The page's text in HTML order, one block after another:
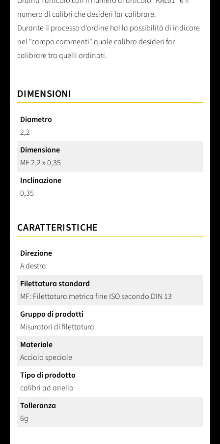
numero di calibri che desideri far calibrare.
Durante il processo d'ordine hai la possibilità di indicare
nel "campo commenti" quale calibro desideri far
calibrare tra quelli ordinati.
DIMENSIONI
Diametro
2,2
Dimensione
MF 2,2 x 0,35
Inclinazione
0,35
CARATTERISTICHE
Direzione
A destra
Filettatura standard
MF: Filettatura metrica fine ISO secondo DIN 13
Gruppo di prodotti
Misuratori di filettatura
Materiale
Acciaio speciale
Tipo di prodotto
calibri ad anello
Tolleranza
6g